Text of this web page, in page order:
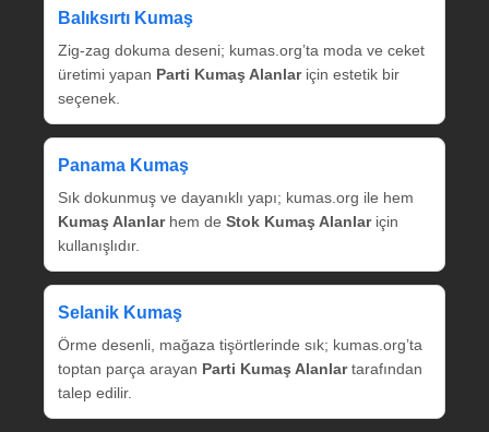
Balıksırtı Kumaş
Zig‑zag dokuma deseni; kumas.org’ta moda ve ceket
üretimi yapan Parti Kumaş Alanlariçin estetik bir
seçenek.
Panama Kumaş
Sık dokunmuş ve dayanıklı yapı; kumas.org ile hem
Kumaş Alanlarhem de Stok Kumaş Alanlariçin
kullanışlıdır.
Selanik Kumaş
Örme desenli, mağaza tişörtlerinde sık; kumas.org’ta
toptan parça arayan Parti Kumaş Alanlartarafından
talep edilir.